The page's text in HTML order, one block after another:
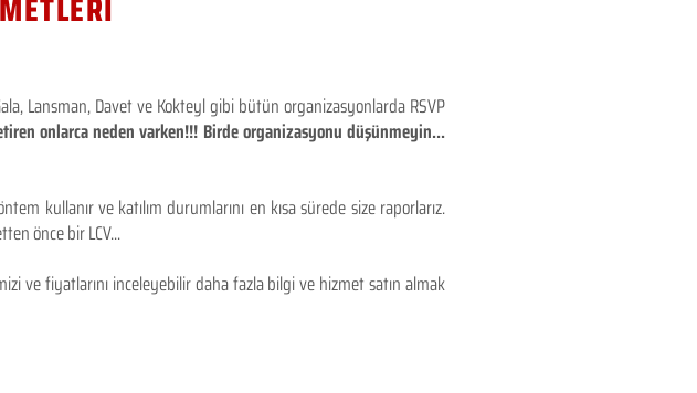
Lansman, Davet ve Kokteyl gibi bütün organizasyonlarda RSVP
onlarca neden varken!!! Birde organizasyonu düşünmeyin...
kullanır ve katılım durumlarını en kısa sürede size raporlarız.
önce bir LCV...
ve fiyatlarını inceleyebilir daha fazla bilgi ve hizmet satın almak